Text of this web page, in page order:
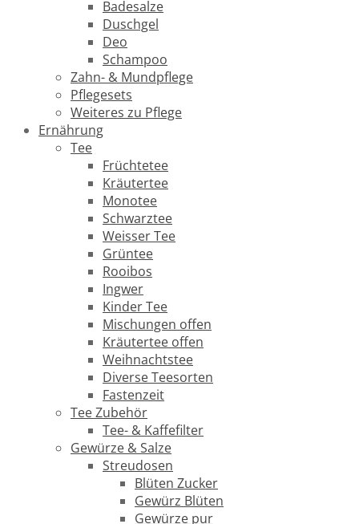
Badesalze
Duschgel
Deo
Schampoo
Zahn- & Mundpflege
Pflegesets
Weiteres zu Pflege
Ernährung
Tee
Früchtetee
Kräutertee
Monotee
Schwarztee
Weisser Tee
Grüntee
Rooibos
Ingwer
Kinder Tee
Mischungen offen
Kräutertee offen
Weihnachtstee
Diverse Teesorten
Fastenzeit
Tee Zubehör
Tee- & Kaffefilter
Gewürze & Salze
Streudosen
Blüten Zucker
Gewürz Blüten
Gewürze pur